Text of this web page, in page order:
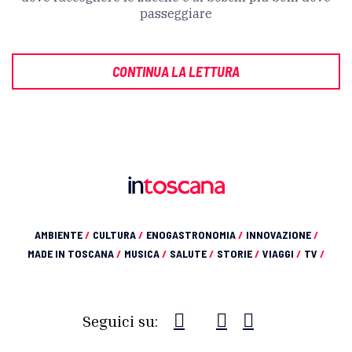
passeggiare
CONTINUA LA LETTURA
AMBIENTE/ CULTURA/ ENOGASTRONOMIA/ INNOVAZIONE/
MADE IN TOSCANA/ MUSICA/ SALUTE/ STORIE/ VIAGGI / TV /
Seguici su: